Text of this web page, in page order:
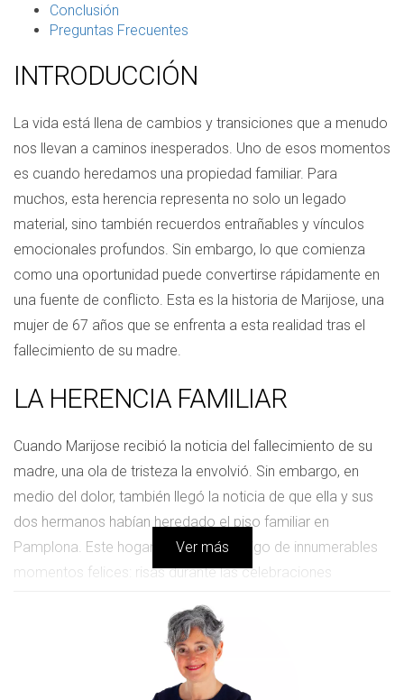
Conclusión
Preguntas Frecuentes
INTRODUCCIÓN
La vida está llena de cambios y transiciones que a menudo
nos llevan a caminos inesperados. Uno de esos momentos
es cuando heredamos una propiedad familiar. Para
muchos, esta herencia representa no solo un legado
material, sino también recuerdos entrañables y vínculos
emocionales profundos. Sin embargo, lo que comienza
como una oportunidad puede convertirse rápidamente en
una fuente de conflicto. Esta es la historia de Marijose, una
mujer de 67 años que se enfrenta a esta realidad tras el
fallecimiento de su madre.
LA HERENCIA FAMILIAR
Cuando Marijose recibió la noticia del fallecimiento de su
madre, una ola de tristeza la envolvió. Sin embargo, en
medio del dolor, también llegó la noticia de que ella y sus
dos hermanos habían heredado el piso familiar en
Pamplona. Este hogar había sido testigo de innumerables
momentos felices: risas durante las celebraciones
hogar que siempre les había acogido. La idea de venderlo
parecía sencilla al principio; después de todo, era un bien
que podían compartir y dividir entre ellos.
Ver más